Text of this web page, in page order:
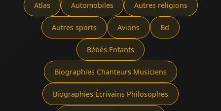
Atlas Automobiles Autres religions
Autres sports Avions Bd
Bébés Enfants
Biographies Chanteurs Musiciens
Biographies Écrivains Philosophes